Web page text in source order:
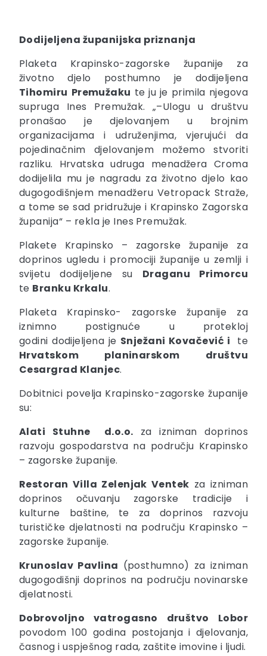
Dodijeljena županijska priznanja
Plaketa Krapinsko-zagorske županije za
životno djelo posthumno je dodijeljena
Tihomiru Premužaku te ju je primila njegova
supruga Ines Premužak. „–Ulogu u društvu
pronašao je djelovanjem u brojnim
organizacijama i udruženjima, vjerujući da
pojedinačnim djelovanjem možemo stvoriti
razliku. Hrvatska udruga menadžera Croma
dodijelila mu je nagradu za životno djelo kao
dugogodišnjem menadžeru Vetropack Straže,
a tome se sad pridružuje i Krapinsko Zagorska
županija“ – rekla je Ines Premužak.
Plakete Krapinsko – zagorske županije za
doprinos ugledu i promociji županije u zemlji i
svijetu dodijeljene su Draganu Primorcu
te Branku Krkalu.
Plaketa Krapinsko- zagorske županije za
iznimno postignuće u protekloj
godini dodijeljena je Snježani Kovačević i
te
Hrvatskom planinarskom društvu
Cesargrad Klanjec.
Dobitnici povelja Krapinsko-zagorske županije
su:
Alati Stuhne d.o.o. za izniman doprinos
razvoju gospodarstva na području Krapinsko
– zagorske županije.
Restoran Villa Zelenjak Ventek za izniman
doprinos očuvanju zagorske tradicije i
kulturne baštine, te za doprinos razvoju
turističke djelatnosti na području Krapinsko –
zagorske županije.
Krunoslav Pavlina (posthumno) za izniman
dugogodišnji doprinos na području novinarske
djelatnosti.
Dobrovoljno vatrogasno društvo Lobor
povodom 100 godina postojanja i djelovanja,
časnog i uspješnog rada, zaštite imovine i ljudi.